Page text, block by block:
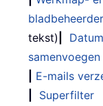
bladbeheerder
tekst)
samenvoegen
E-mails
Superfilter